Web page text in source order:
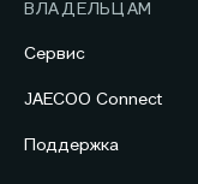
ВЛАДЕЛЬЦАМ
Сервис
JAECOO Connect
Поддержка